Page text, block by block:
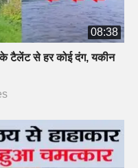
08:38
के टैलेंट से हर कोई दंग, यकीन